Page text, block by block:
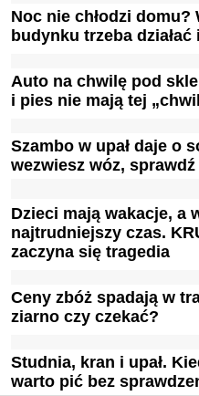
Noc nie chłodzi
budynku trzeba
Auto na chwilę pod
i pies nie mają tej
Szambo w upał daje o
wezwiesz wóz,
Dzieci mają wakacje, a
najtrudniejszy czas.
zaczyna się tragedia
Ceny zbóż spadają w
ziarno czy czekać?
Studnia, kran i upał.
warto pić bez